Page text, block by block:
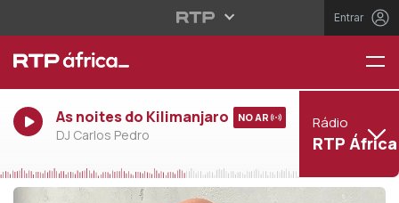
Entrar
As noites do Kilimanjaro
DJ Carlos Pedro
NO AR Rádio
RTP África